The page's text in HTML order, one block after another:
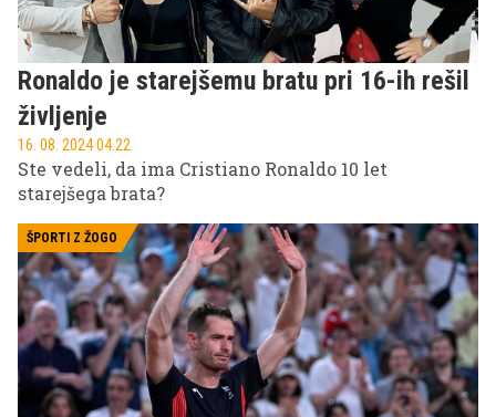
Ronaldo je starejšemu bratu pri 16-ih rešil
življenje
16. 08. 2024 04.22
Ste vedeli, da ima Cristiano Ronaldo 10 let
starejšega brata?
ŠPORTI Z ŽOGO